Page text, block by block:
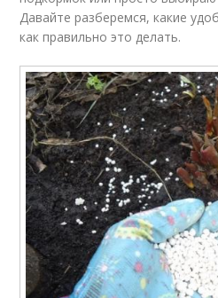
Давайте разберемся, какие
как правильно это делать.